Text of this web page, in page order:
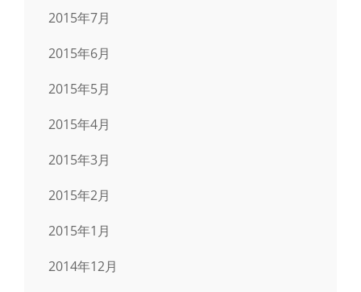
2015年7月
2015年6月
2015年5月
2015年4月
2015年3月
2015年2月
2015年1月
2014年12月